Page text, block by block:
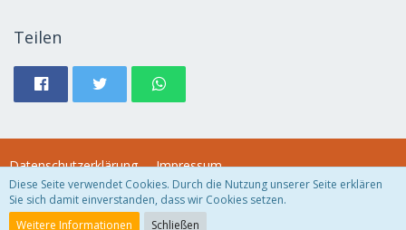
Teilen
Datenschutzerklärung Impressum
Community-Software:
Diese Seite verwendet Cookies. Durch die Nutzung unserer Seite erklären
Sie sich damit einverstanden, dass wir Cookies setzen.
Weitere Informationen
Schließen